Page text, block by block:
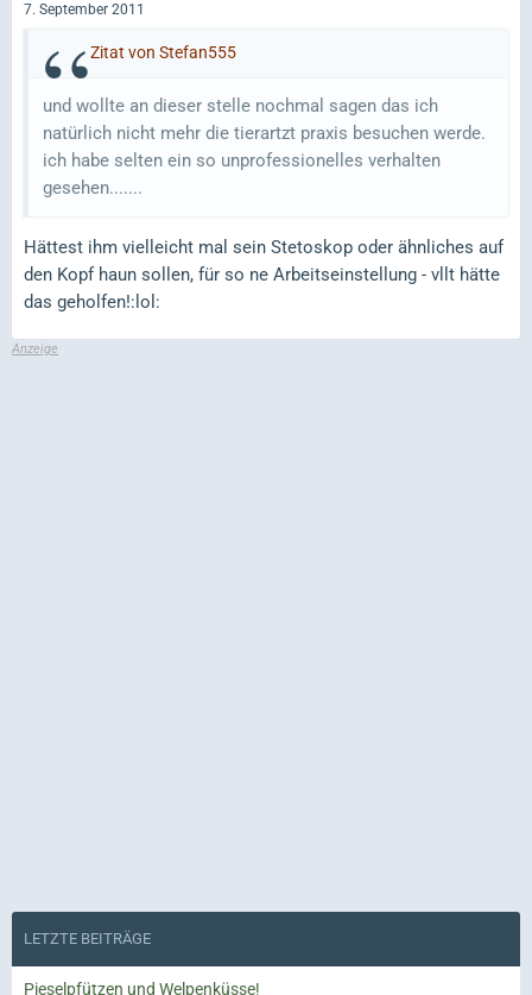
7. September 2011
Zitat von Stefan555
und wollte an dieser stelle nochmal sagen das ich
natürlich nicht mehr die tierartzt praxis besuchen werde.
ich habe selten ein so unprofessionelles verhalten
gesehen.......
Hättest ihm vielleicht mal sein Stetoskop oder ähnliches auf
den Kopf haun sollen, für so ne Arbeitseinstellung - vllt hätte
das geholfen!:lol:
LETZTE BEITRÄGE
Pieselpfützen und Welpenküsse!